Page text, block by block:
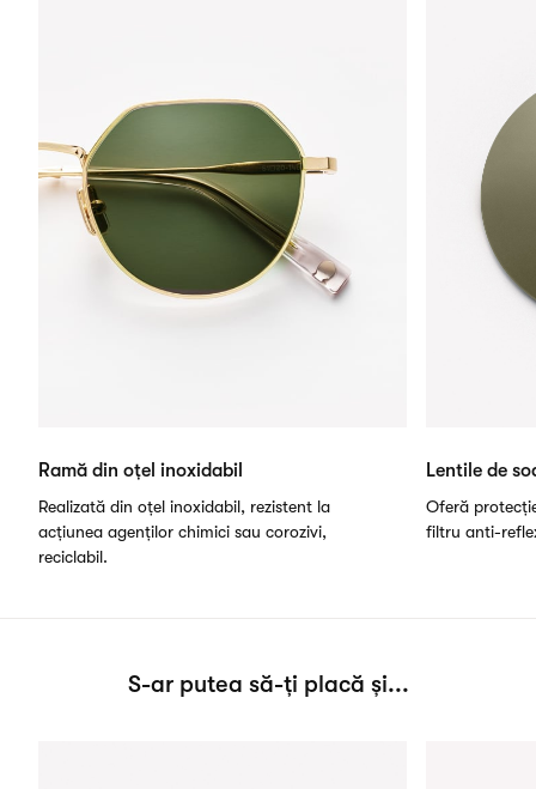
Ramă din oțel inoxidabil
Realizată din oțel inoxidabil, rezistent la
acțiunea agenților chimici sau corozivi,
reciclabil.
Lentile de
Oferă
filtru anti-
S-ar putea să-ți placă și...